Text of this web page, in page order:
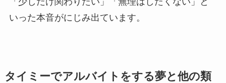
いった本音がにじみ出ています。
タイミーでアルバイトをする夢と他の類